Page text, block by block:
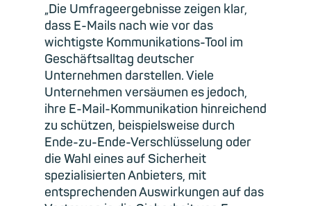
„Die Umfrageergebnisse zeigen klar,
dass E-Mails nach wie vor das
wichtigste Kommunikations-Tool im
Geschäftsalltag deutscher
Unternehmen darstellen. Viele
Unternehmen versäumen es jedoch,
ihre E-Mail-Kommunikation hinreichend
zu schützen, beispielsweise durch
Ende-zu-Ende-Verschlüsselung oder
die Wahl eines auf Sicherheit
spezialisierten Anbieters, mit
entsprechenden Auswirkungen auf das